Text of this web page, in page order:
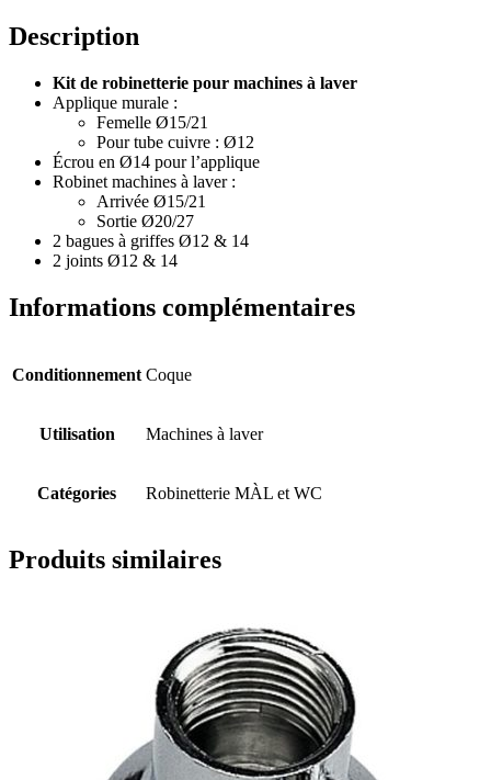
Description
Kit de robinetterie pour machines à laver
Applique murale :
Femelle Ø15/21
Pour tube cuivre : Ø12
Écrou en Ø14 pour l’applique
Robinet machines à laver :
Arrivée Ø15/21
Sortie Ø20/27
2 bagues à griffes Ø12 & 14
2 joints Ø12 & 14
Informations complémentaires
Conditionnement Coque
Utilisation Machines à laver
Catégories Robinetterie MÀL et WC
Produits similaires